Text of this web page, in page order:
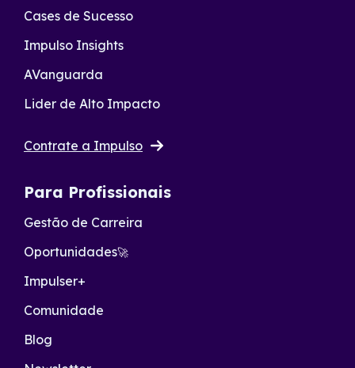
Cases de Sucesso
Impulso Insights
AVanguarda
Lider de Alto Impacto
Contrate a Impulso
Para Profissionais
Gestão de Carreira
Oportunidades🚀
Impulser+
Comunidade
Blog